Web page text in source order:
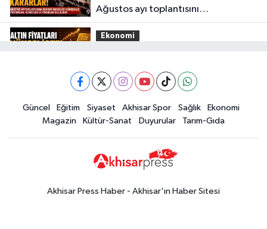
Ağustos ayı toplantısını
gerçekleştirdi
Ekonomi
15:02Akhisar'da sıcak hava etkisini
sürdürüyor! İşte 5 günlük hava
durumu
Güncel
14:53
Güncel Eğitim Siyaset Akhisar Spor Sağlık
Ekonomi
Magazin
Kültür-Sanat Duyurular Tarım-Gıda
Akhisar Press Haber - Akhisar'ın Haber Sitesi